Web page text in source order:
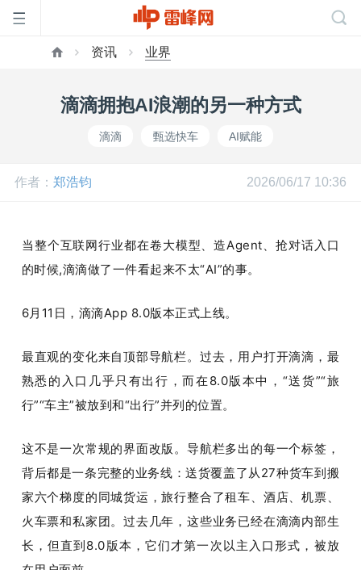
网
公
开
课
资讯 业界
滴滴拥抱AI浪潮的另一种方式
滴滴 甄选快车 AI赋能
作者： 郑浩钧 2026/06/17 10:36
当整个互联网行业都在卷大模型、造Agent、抢对话入口
的时候,滴滴做了一件看起来不太“AI”的事。
6月 11 日，滴滴App 8.0版本正式上线。
最直观的变化来自顶部导航栏。过去，用户打开滴滴，最
熟悉的入口几乎只有出行，而在 8.0版本中， “送货”“旅
行”“车主”被放到和“出行”并列的位置。
这不是一次常规的界面改版。导航栏多出的每一个标签，
背后都是一条完整的业务线：送货覆盖了从27种货车到搬
家六个梯度的同城货运，旅行整合了租车、酒店、机票、
火车票和私家团。过去几年，这些业务已经在滴滴内部生
长，但直到8.0版本，它们才第一次以主入口形式，被放